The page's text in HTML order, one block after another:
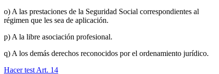
o) A las prestaciones de la Seguridad Social correspondientes al
régimen que les sea de aplicación.
p) A la libre asociación profesional.
q) A los demás derechos reconocidos por el ordenamiento jurídico.
Hacer test Art. 14